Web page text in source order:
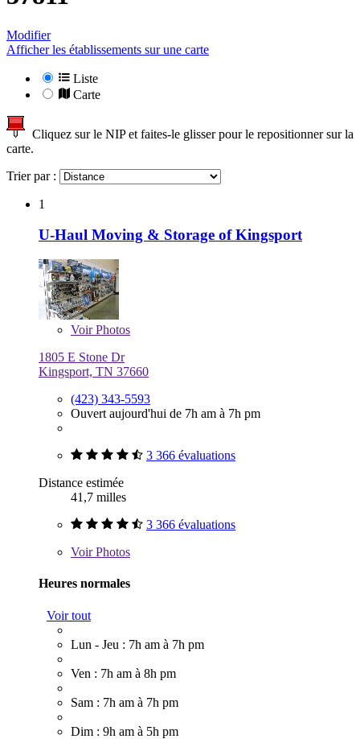
Modifier
Afficher les établissements sur une carte
Liste
Carte
Cliquez sur le NIP et faites-le glisser pour le repositionner sur la
carte.
Trier par :
1
U-Haul Moving & Storage of Kingsport
VoirPhotos
1805 E Stone Dr
Kingsport, TN 37660
(423) 343-5593
Ouvert aujourd'hui de 7h am à 7h pm
3 366 évaluations
Distance estimée
41,7 milles
3 366 évaluations
VoirPhotos
Heures normales
Voir tout
Lun - Jeu : 7h am à 7h pm
Ven : 7h am à 8h pm
Sam : 7h am à 7h pm
Dim : 9h am à 5h pm